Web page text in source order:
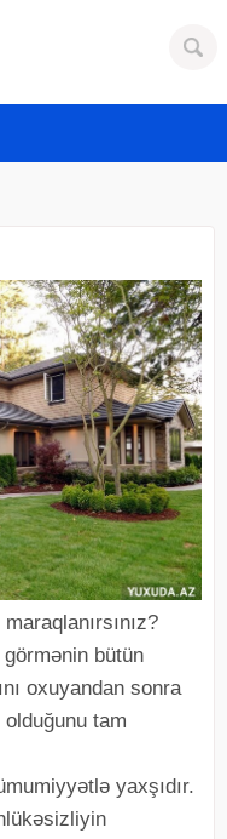
bütün
oxuyandan sonra
tam
yaxşıdır.